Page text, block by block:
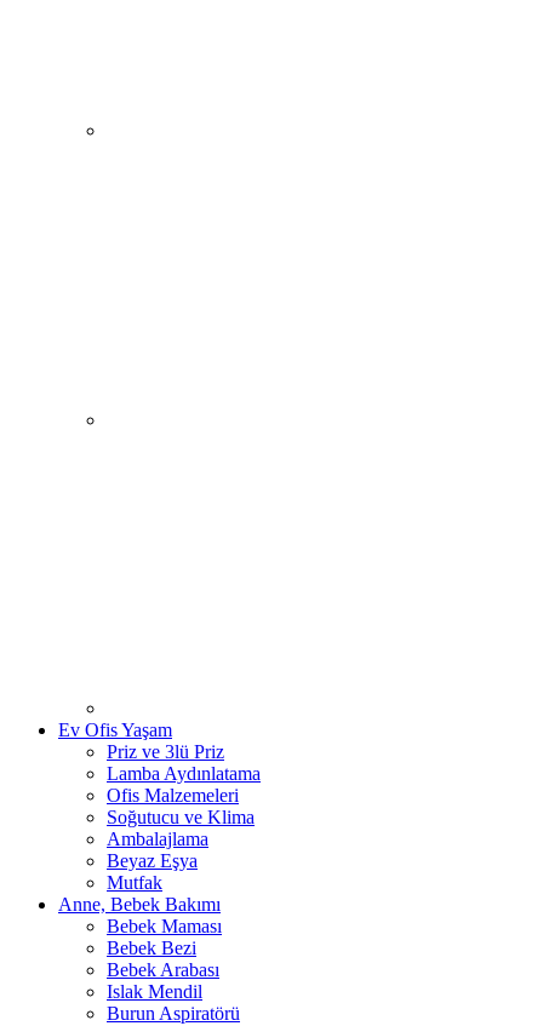
Ev Ofis Yaşam
Priz ve 3lü Priz
Lamba Aydınlatama
Ofis Malzemeleri
Soğutucu ve Klima
Ambalajlama
Beyaz Eşya
Mutfak
Anne, Bebek Bakımı
Bebek Maması
Bebek Bezi
Bebek Arabası
Islak Mendil
Burun Aspiratörü